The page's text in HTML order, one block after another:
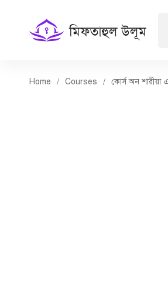
Home Courses কোর্স অন শারীয়া